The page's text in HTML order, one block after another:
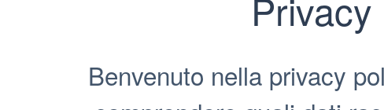
Benvenuto nella privacy